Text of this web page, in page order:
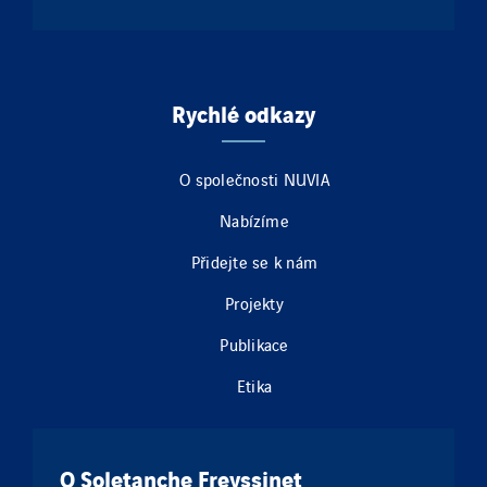
Rychlé odkazy
O společnosti NUVIA
Nabízíme
Přidejte se k nám
Projekty
Publikace
Etika
O Soletanche Freyssinet